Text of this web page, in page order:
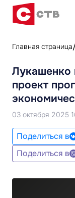
Главная страница
Лукашенко
проект
03 октября 2025
Поделиться в
Поделиться в